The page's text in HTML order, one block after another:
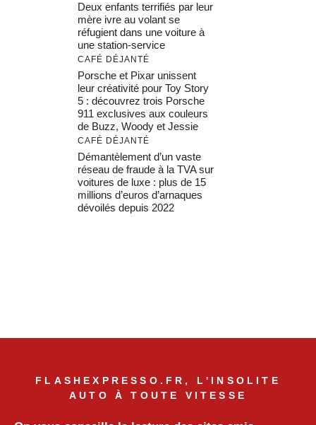
Deux enfants terrifiés par leur
mère ivre au volant se
réfugient dans une voiture à
une station-service
CAFÉ DÉJANTÉ
Porsche et Pixar unissent
leur créativité pour Toy Story
5 : découvrez trois Porsche
911 exclusives aux couleurs
de Buzz, Woody et Jessie
CAFÉ DÉJANTÉ
Démantèlement d’un vaste
réseau de fraude à la TVA sur
voitures de luxe : plus de 15
millions d’euros d’arnaques
dévoilés depuis 2022
FLASHEXPRESSO.FR, L'INSOLITE
AUTO À TOUTE VITESSE